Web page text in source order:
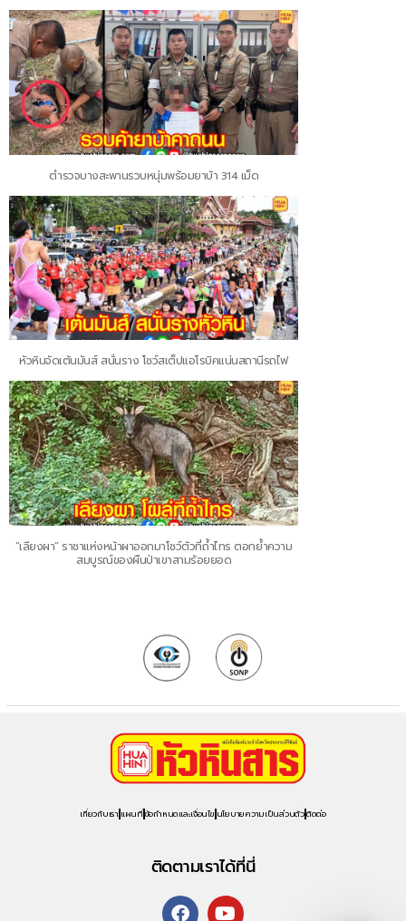
ตำรวจบางสะพานรวบหนุ่มพร้อมยาบ้า 314 เม็ด
หัวหินจัดเต้นมันส์ สนั่นราง โชว์สเต็ปแอโรบิคแน่นสถานีรถไฟ
“เลียงผา” ราชาแห่งหน้าผาออกมาโชว์ตัวที่ถ้ำไทร ตอกย้ำความ
สมบูรณ์ของผืนป่าเขาสามร้อยยอด
เกี่ยวกับเรา แผนที่ ข้อกำหนดและเงื่อนไข นโยบายความเป็นส่วนตัวติดต่อ
ติดตามเราได้ที่นี่